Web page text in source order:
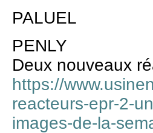
PALUEL
PENLY
Deux nouveaux
https://
reacteurs-epr-2-
images-de-la-